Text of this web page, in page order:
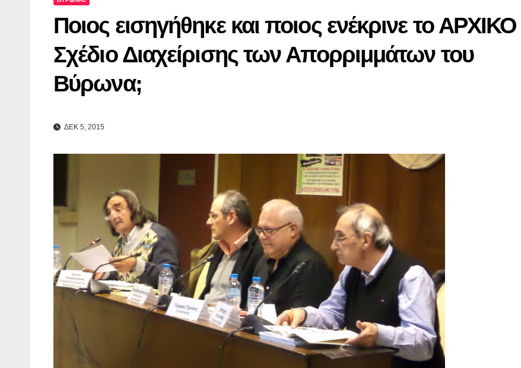
Ποιος εισηγήθηκε και ποιος ενέκρινε το ΑΡΧΙΚΟ
Σχέδιο Διαχείρισης των Απορριμμάτων του
Βύρωνα;
ΔΕΚ 5, 2015